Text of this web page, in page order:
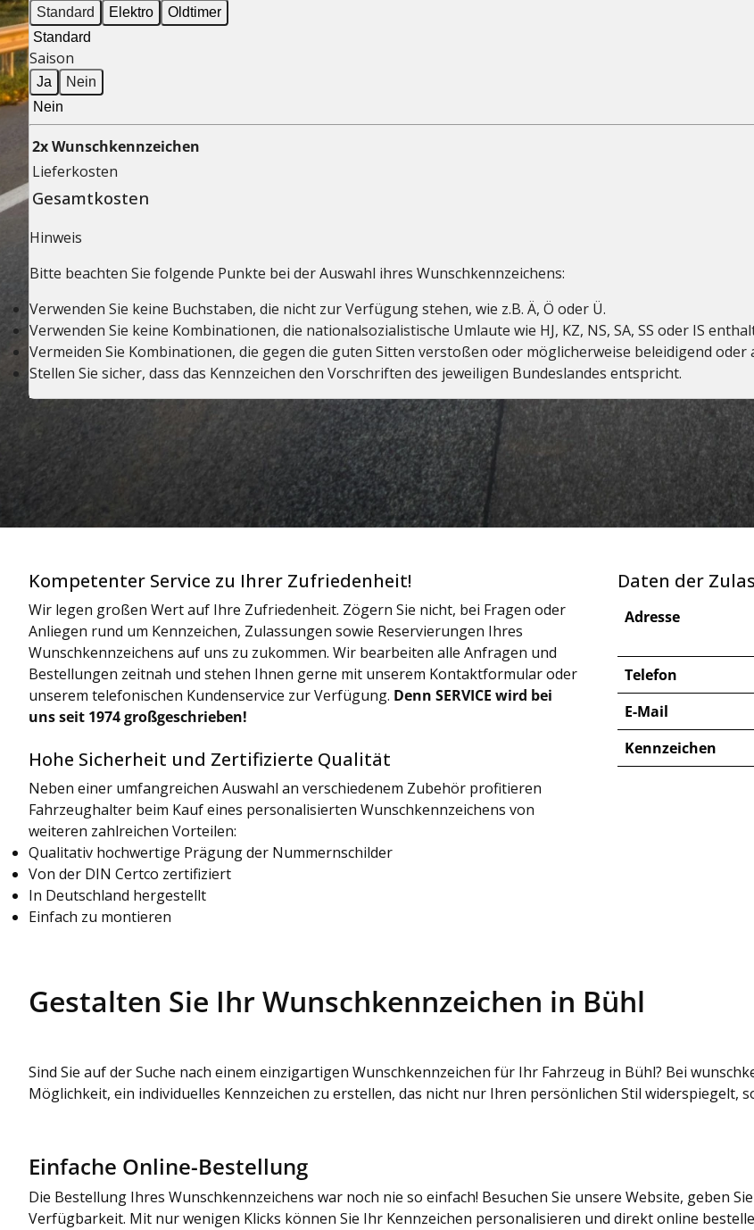
Kompetenter Service zu Ihrer Zufriedenheit!
Wir legen großen Wert auf Ihre Zufriedenheit. Zögern Sie nicht, bei Fragen oder
Anliegen rund um Kennzeichen, Zulassungen sowie Reservierungen Ihres
Wunschkennzeichens auf uns zu zukommen. Wir bearbeiten alle Anfragen und
Bestellungen zeitnah und stehen Ihnen gerne mit unserem Kontaktformular oder
unserem telefonischen Kundenservice zur Verfügung. Denn SERVICE wird bei
uns seit 1974 großgeschrieben!
Hohe Sicherheit und Zertifizierte Qualität
Neben einer umfangreichen Auswahl an verschiedenem Zubehör profitieren
Fahrzeughalter beim Kauf eines personalisierten Wunschkennzeichens von
weiteren zahlreichen Vorteilen:
Qualitativ hochwertige Prägung der Nummernschilder
Von der DIN Certco zertifiziert
In Deutschland hergestellt
Einfach zu montieren
Daten der
Adresse
Telefon
E-Mail
Kennzeichen
Gestalten Sie Ihr Wunschkennzeichen in Bühl
Sind Sie auf der Suche nach einem einzigartigen Wunschkennzeichen für Ihr Fahrzeug in Bühl? Bei
Möglichkeit, ein individuelles Kennzeichen zu erstellen, das nicht nur Ihren persönlichen Stil widerspiegelt,
Einfache Online-Bestellung
Die Bestellung Ihres Wunschkennzeichens war noch nie so einfach! Besuchen Sie unsere Website, geben
Verfügbarkeit. Mit nur wenigen Klicks können Sie Ihr Kennzeichen personalisieren und direkt online